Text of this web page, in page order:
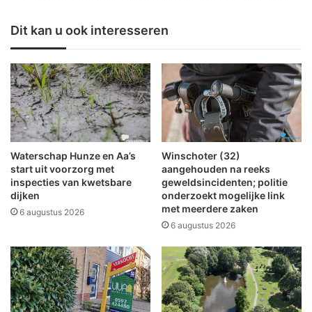
f
h
a
a
r
w
e
g
v
e
r
v
o
e
n
a
n
d
s
c
h
a
p
d
o
e
t
m
m
e
t
d
Dit kan u ook interesseren
Waterschap Hunze en Aa’s
start uit voorzorg met
inspecties van kwetsbare
dijken
6 augustus 2026
Winschoter (32)
aangehouden na reeks
geweldsincidenten; politie
onderzoekt mogelijke link
met meerdere zaken
6 augustus 2026